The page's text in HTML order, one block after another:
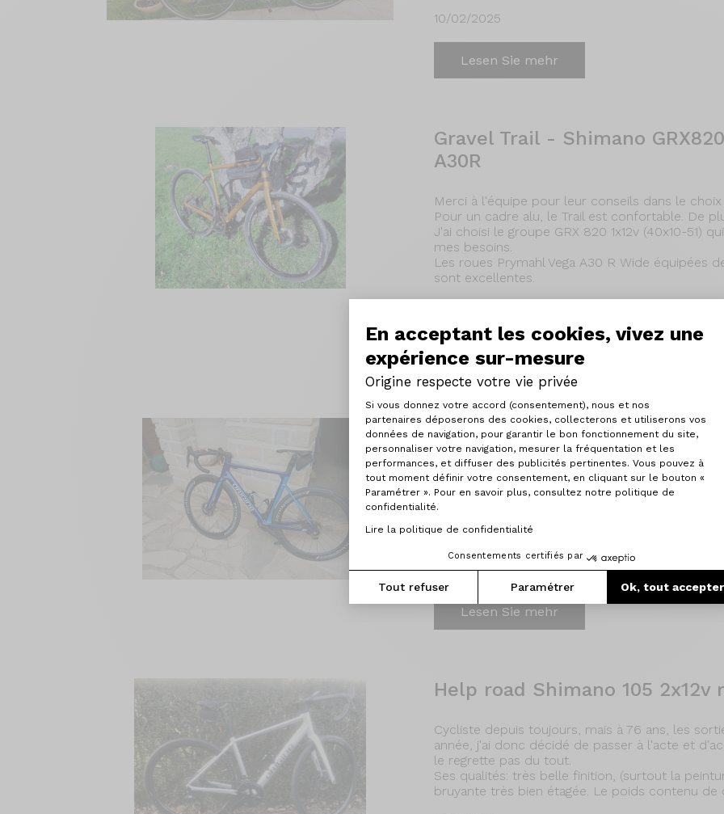
En acceptant les cookies, vivez une
expérience sur-mesure
Origine respecte votre vie privée
Plateforme de Gestion du
Si vous donnez votre accord (consentement), nous et nos
partenaires déposerons des cookies, collecterons et utiliserons vos
données de navigation, pour garantir le bon fonctionnement du site,
personnaliser votre navigation, mesurer la fréquentation et les
performances, et diffuser des publicités pertinentes. Vous pouvez à
tout moment définir votre consentement, en cliquant sur le bouton «
Paramétrer ». Pour en savoir plus, consultez notre politique de
confidentialité.
Lire la politique de confidentialité
Consentements certifiés par
Tout refuser Paramétrer Ok, tout accepter
Axeptio consent
10/02/2025
Lesen Sie mehr
Gravel Trail - Shimano
A30R
Merci à l'équipe pour leur conseils dans le
Pour un cadre alu, le Trail est confortable. De
J'ai choisi le groupe GRX 820 1x12v (40x10-51)
mes besoins.
Les roues Prymahl Vega A30 R Wide équipées
sont excellentes.
Lesen Sie mehr
Fraxion GTR - Shimano
C50Pro
Super vélo , comportement très sain , sait
appui un peu !
Vélo polyvalent malgré sa forme , et surtout
couleurs !
29/01/2025
Lesen Sie mehr
Help road Shimano 105
Cycliste depuis toujours, mais à 76 ans, les
année, j'ai donc décidé de passer à l'acte et
le regrette pas du tout.
Ses qualités: très belle finition, (surtout la
bruyante très bien étagée. Le poids contenu